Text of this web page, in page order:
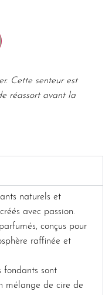
Cette senteur est
réassort avant la
naturels et
avec passion.
conçus pour
raffinée et
fondants sont
mélange de cire de